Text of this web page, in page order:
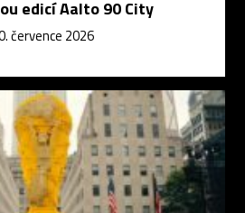
edicí Aalto 90 City
července 2026